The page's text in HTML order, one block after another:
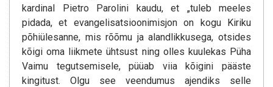
kardinal Pietro Parolini kaudu, et „tuleb meeles
pidada, et evangelisatsioonimisjon on kogu Kiriku
põhiülesanne, mis rõõmu ja alandlikkusega, otsides
kõigi oma liikmete ühtsust ning olles kuulekas Püha
Vaimu tegutsemisele, püüab viia kõigini pääste
kingitust. Olgu see veendumus ajendiks selle